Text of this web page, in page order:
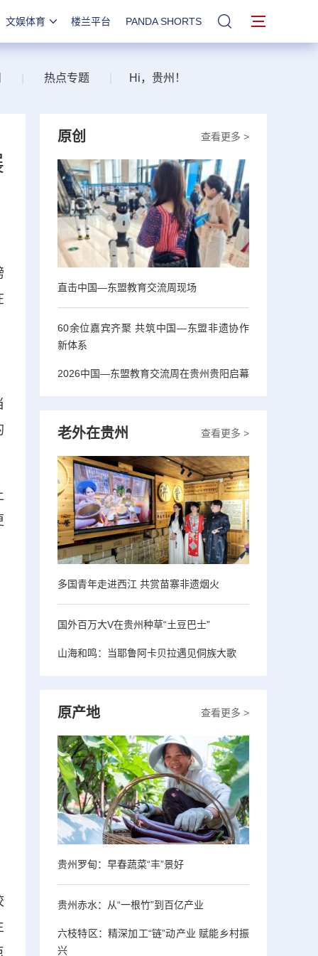
文娱体育 楼兰平台 PANDA SHORTS 站内搜索
热点专题 Hi，贵州！
查看更多 >
原创
直击中国—东盟教育交流周现场
60余位嘉宾齐聚 共筑中国—东盟非遗协作
新体系
2026中国—东盟教育交流周在贵州贵阳启幕
查看更多 >
老外在贵州
多国青年走进西江 共赏苗寨非遗烟火
国外百万大V在贵州种草“土豆巴士”
山海和鸣：当耶鲁阿卡贝拉遇见侗族大歌
查看更多 >
原产地
贵州罗甸：早春蔬菜“丰”景好
贵州赤水：从“一根竹”到百亿产业
六枝特区：精深加工“链”动产业 赋能乡村振
兴